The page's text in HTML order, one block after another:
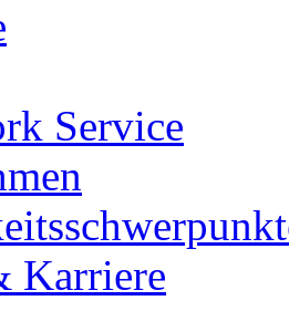
Service
Karriere